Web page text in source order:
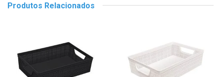
Produtos Relacionados